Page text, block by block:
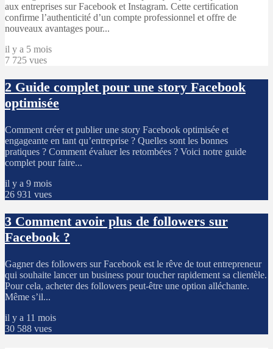
aux entreprises sur Facebook et Instagram. Cette certification
confirme l’authenticité d’un compte professionnel et offre de
nouveaux avantages pour...
il y a 5 mois
7 725 vues
2 Guide complet pour une story Facebook
optimisée
Comment créer et publier une story Facebook optimisée et
engageante en tant qu’entreprise ? Quelles sont les bonnes
pratiques ? Comment évaluer les retombées ? Voici notre guide
complet pour faire...
il y a 9 mois
26 931 vues
3 Comment avoir plus de followers sur
Facebook ?
Gagner des followers sur Facebook est le rêve de tout entrepreneur
qui souhaite lancer un business pour toucher rapidement sa clientèle.
Pour cela, acheter des followers peut-être une option alléchante.
Même s’il...
il y a 11 mois
30 588 vues